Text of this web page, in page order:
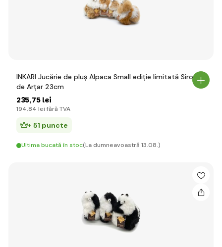
INKARI Jucărie de pluș Alpaca Small ediție limitată Sirop
de Arțar 23cm
235,75 lei
194,84 lei fără TVA
+ 51 puncte
Ultima bucată în stoc(La dumneavoastră 13.08.)